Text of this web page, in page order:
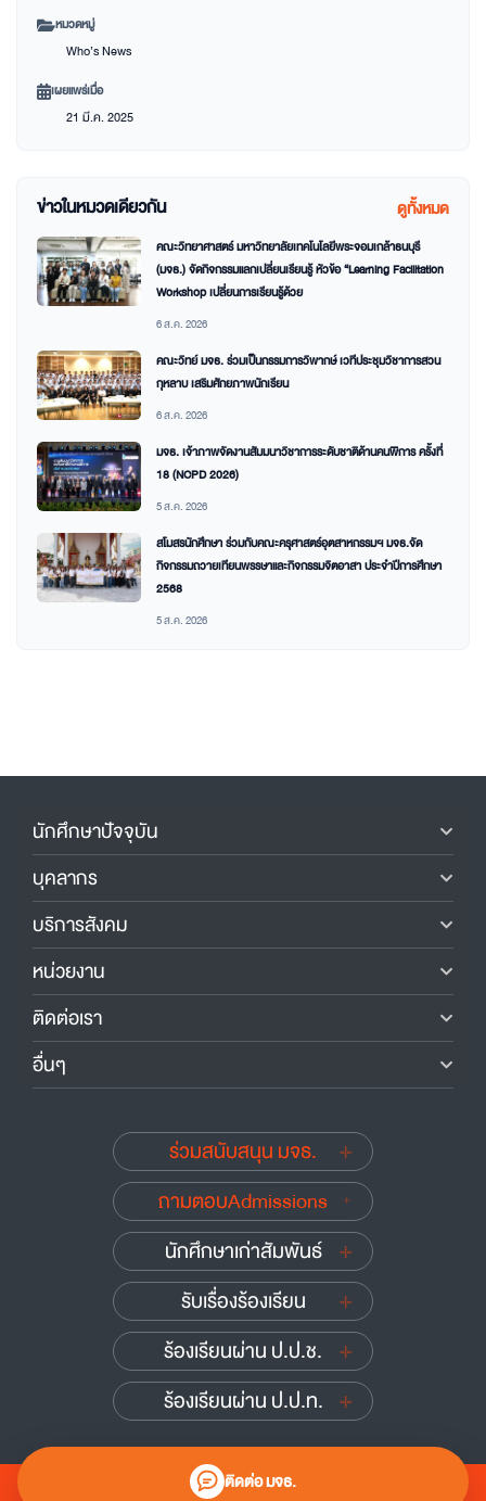
หมวดหมู่
Who’s News
เผยแพร่เมื่อ
21 มี.ค. 2025
ข่าวในหมวดเดียวกัน ดูทั้งหมด
คณะวิทยาศาสตร์ มหาวิทยาลัยเทคโนโลยีพระจอมเกล้าธนบุรี
(มจธ.) จัดกิจกรรมแลกเปลี่ยนเรียนรู้ หัวข้อ “Learning Facilitation
Workshop เปลี่ยนการเรียนรู้ด้วย
6 ส.ค. 2026
คณะวิทย์ มจธ. ร่วมเป็นกรรมการวิพากษ์ เวทีประชุมวิชาการสวน
กุหลาบ เสริมศักยภาพนักเรียน
6 ส.ค. 2026
มจธ. เจ้าภาพจัดงานสัมมนาวิชาการระดับชาติด้านคนพิการ ครั้งที่
18 (NCPD 2026)
5 ส.ค. 2026
สโมสรนักศึกษา ร่วมกับคณะครุศาสตร์อุตสาหกรรมฯ มจธ.จัด
กิจกรรมถวายเทียนพรรษาและกิจกรรมจิตอาสา ประจำปีการศึกษา
2568
5 ส.ค. 2026
ติดต่อ มจธ.
นักศึกษาปัจจุบัน
บุคลากร
บริการสังคม
หน่วยงาน
ติดต่อเรา
อื่นๆ
ร่วมสนับสนุน มจธ.
ถามตอบAdmissions
นักศึกษาเก่าสัมพันธ์
รับเรื่องร้องเรียน
ร้องเรียนผ่าน ป.ป.ช.
ร้องเรียนผ่าน ป.ป.ท.